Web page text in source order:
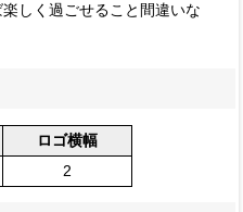
しく過ごせること間違いな
ロゴ横幅
2